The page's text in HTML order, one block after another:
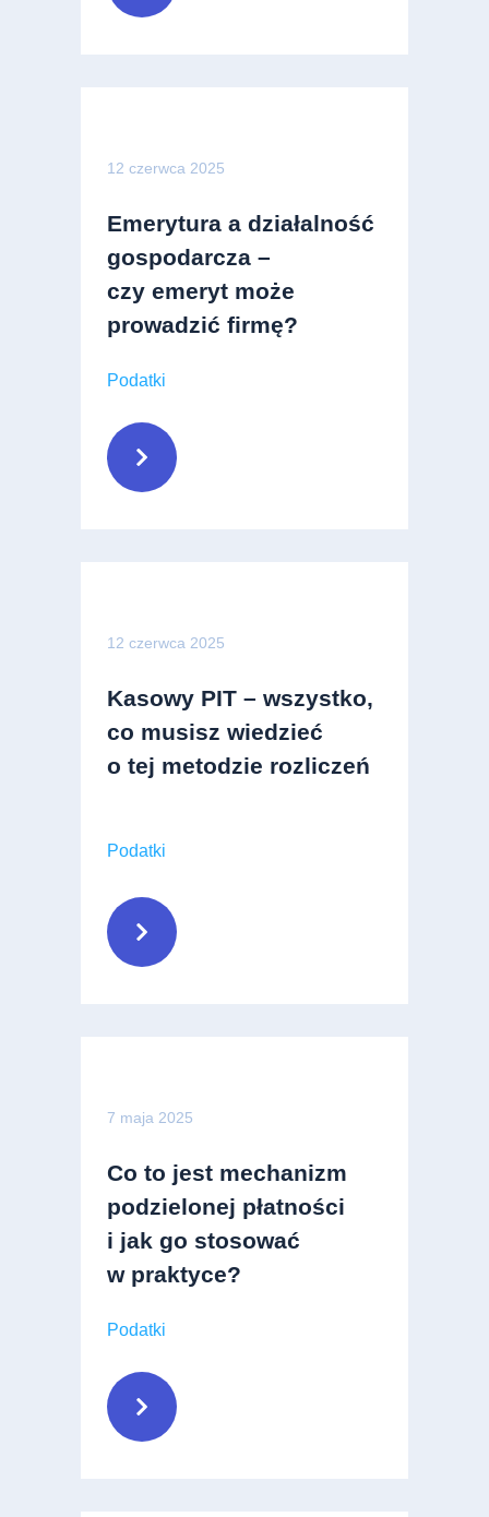
12 czerwca 2025
Emerytura a działalność
gospodarcza –
czy emeryt może
prowadzić firmę?
Podatki
12 czerwca 2025
Kasowy PIT – wszystko,
co musisz wiedzieć
o tej metodzie rozliczeń
Podatki
7 maja 2025
Co to jest mechanizm
podzielonej płatności
i jak go stosować
w praktyce?
Podatki